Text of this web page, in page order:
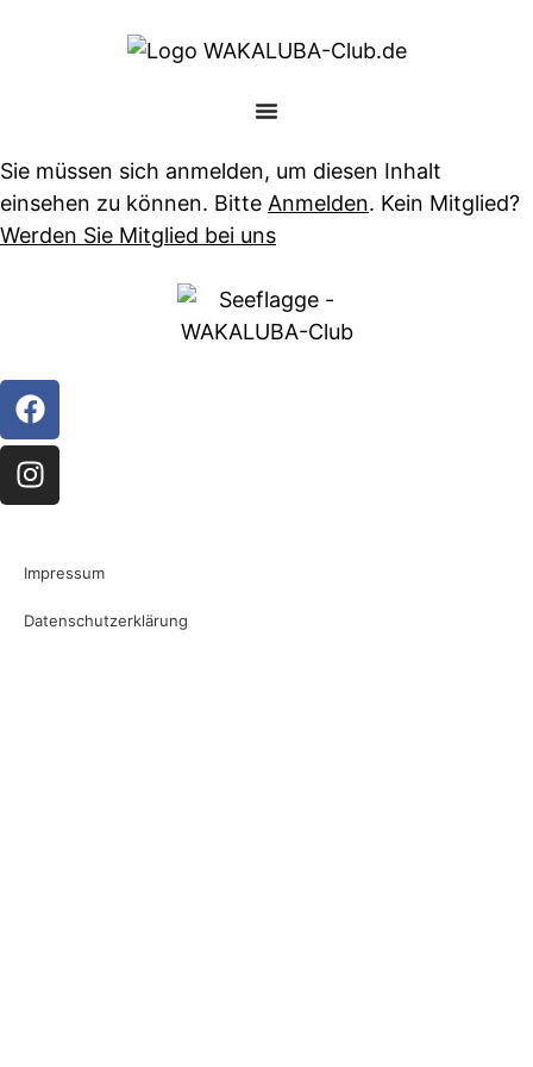
Sie müssen sich anmelden, um diesen Inhalt
einsehen zu können. Bitte Anmelden. Kein Mitglied?
Werden Sie Mitglied bei uns
Impressum
Datenschutzerklärung